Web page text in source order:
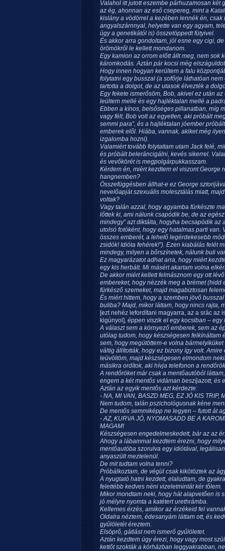
Valahol itt jutott eszembe párhuzamosan két
az ég, ahonnan az eső csepereg, mint a
kislány a vödörrel a kezében lennék én,
angyalszárnnyal, helyette van egy agyam,
úgy a genetikától is) összetöppedt fütyivel.
És akkor arra gondoltam, jól esne egy cigi,
örömökről le kellett mondanom.
Egy kamion az orrom előtt állt meg, nem sok
káromkodás. Aztán pár kocsi még
Hogy innen hogyan kerültem a falu
folytatni egy busszal (a sofőrje láthatóan
tartotta a dolgot, de az utasok élvezték a
Egy fekete ismerősöm, Bob, akivel ez után
leültem mellé és egy hajléktalan mellé a
Ebben a kínos, belsőséges pillanatban, míg
vagy félt, Bob volt az egyetlen, aki próbált
semmi para”, és a hajléktalan jóember
emberek elől. Hiába, vannak, akiket még
izgalomba hozni).
Valamiért tovább folytattam utam Jack felé,
és próbált beleráncigálni, kevés sikerrel.
és vevőkörét is megpolgárpukkasszam.
Kérdem én, miért kezdtem el viszont
hangnemben?
Összefüggésben állhat-e ez George
nevelőapját szexuális molesztálás miatt,
voltak?
Vagy talán azzal, hogy agyamba fürkészte
lőttek ki, ami nálunk csapódik be, de az
mindegy” azt diktálta, hogyha becsapódik az
utolsó fotóként, hogy egy hatalmas parti van.
összes emberét, a lehető legérdekesebb
zsidók! Idióta fehérek!”). Ezen kiabálás felét
mindegy, milyen a bőrszínetek, nálunk buli
Ez magyarázatot adhat arra, hogy miért
egy kis herbált. Mi másért akartam volna
De akkor miért kellett felmásznom egy ott
embereket, hogy nézzék meg a brémet
fürkésző szemeket, majd magabiztosan
És miért hittem, hogy a szemben jövő
buliba? Majd, mikor láttam, hogy nincs rajta,
[ezt nehéz lefordítani magyarra, az a srác az
kigúnyol], éppen viszik el egy kocsiban – egy
A választ sem a környező emberek, sem az
utólag tudom, hogy készségesen felkínáltam
sem, hogy megütöttem-e volna
váltig állították, hogy ez bizony így volt.
leüvöltöm, majd készségesen elmondom
másikra ordítok, aki hívja telefonon a
A rendőröket már csak a mentőautóból
engem a két mentős vidáman beszíjazott, és
Aztán az egyik mentős azt kérdezte:
- NA, MI VAN, BASZD MEG, EZ JÓ KIS TRIP,
Nem tudom, talán pszichológusnak kéne
De mentős semmiképp ne legyen – futott át
- AZ, KURVA JÓ, NYOMASADD BE A
MAGAM!
Készségesen engedelmeskedett, bár az az
Ahogy a lábammal kezdtem érezni, hogy
mentőautóba szorulva egy idiótával,
anyaszült meztelenül.
De mit tudtam volna tenni?
Próbálkoztam, de végül csak kikötöztek az
A nyugtató hatni kezdett, elaludtam, de
felettébb kedves néni vizeletmintát kér tőlem.
Mikor mondtam neki, hogy hát alapvetően is
jó mélyre nyomta a katétert urethrámba.
Kellemes érzés, amikor az érzékeid fel
Oldalra néztem, édesanyám láttam ott, és
gyűlöletét éreztem.
Elsöprő, gátlást nem ismerő gyűlöletet.
Aztán kezdtem úgy érezi, hogy vagy most
kettőt szokták a kórházban leggyakrabban,